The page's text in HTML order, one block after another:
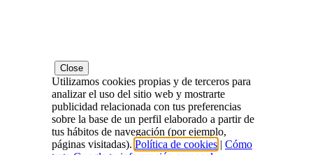
Close
Utilizamos cookies propias y de terceros para
analizar el uso del sitio web y mostrarte
publicidad relacionada con tus preferencias
sobre la base de un perfil elaborado a partir de
tus hábitos de navegación (por ejemplo,
páginas visitadas). Política de cookies | Cómo